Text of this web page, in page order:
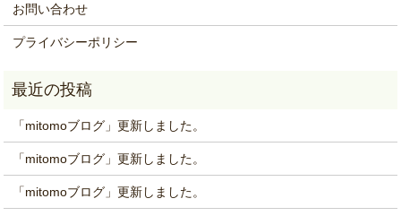
お問い合わせ
プライバシーポリシー
「mitomoブログ」更新しました。
「mitomoブログ」更新しました。
「mitomoブログ」更新しました。